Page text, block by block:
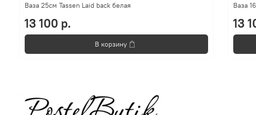
Ваза 25см Tassen Laid back белая
13 100 р.
В корзину
Ваза
13